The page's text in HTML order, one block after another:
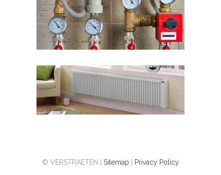
© VERSTRAETEN | Sitemap Privacy Policy